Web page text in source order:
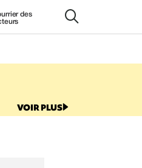
des
VOIR PLUS